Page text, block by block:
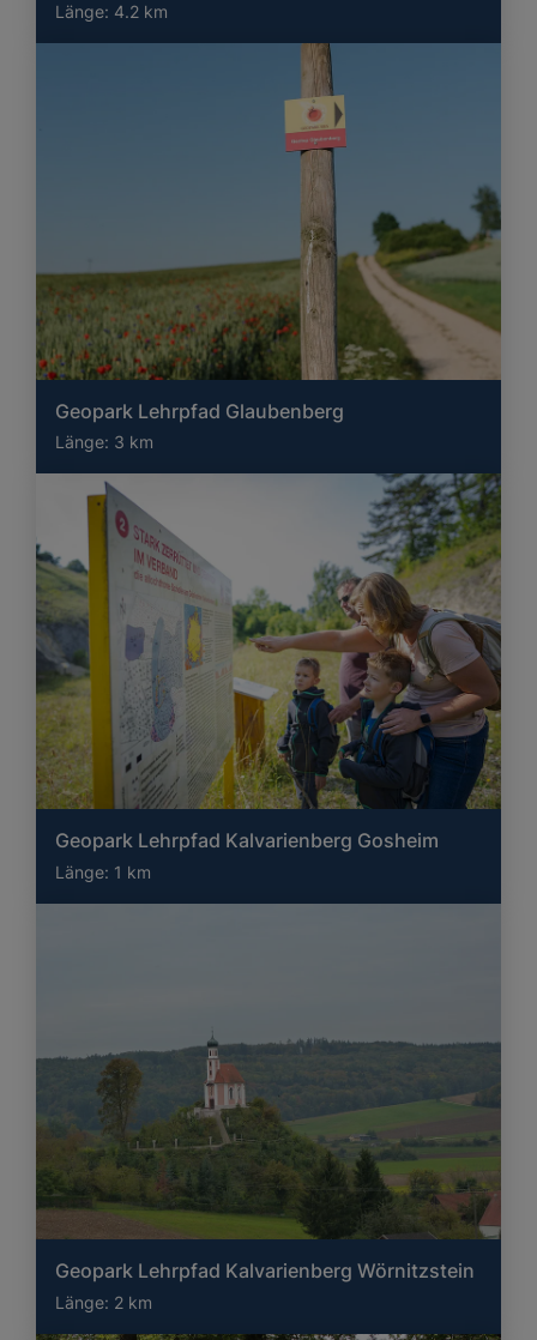
Länge: 4.2 km
Geopark Lehrpfad Glaubenberg
Länge: 3 km
Geopark Lehrpfad Kalvarienberg Gosheim
Länge: 1 km
Geopark Lehrpfad Kalvarienberg Wörnitzstein
Länge: 2 km